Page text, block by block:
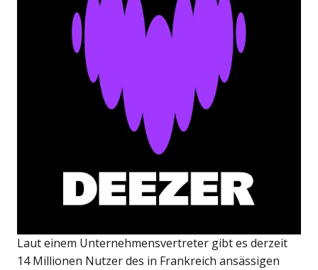
Laut einem Unternehmensvertreter gibt es derzeit
14 Millionen Nutzer des in Frankreich ansässigen